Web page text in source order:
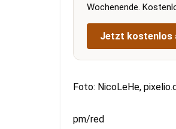
Wochenende.
Jetzt kostenlos
Foto: NicoLeHe,
pm/red